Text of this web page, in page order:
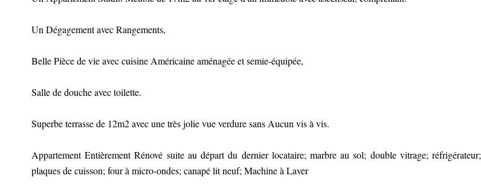
Un Dégagement avec Rangements,
Belle Pièce de vie avec cuisine Américaine aménagée et semie-équipée,
Salle de douche avec toilette.
Superbe terrasse de 12m2 avec une très jolie vue verdure sans Aucun vis à vis.
Appartement Entièrement Rénové suite au départ du dernier locataire; marbre au sol; double vitrage; réfrigérateur;
plaques de cuisson; four à micro-ondes; canapé lit neuf; Machine à Laver